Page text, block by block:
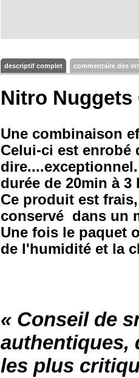
descriptif complet commentaire des
Nitro
Une combinaison
Celui-ci est enrobé
durée de 20min à
Ce produit est
conservé dans un
Une fois le paquet
de l'humidité et la
« Conseil de
authentiques,
les plus